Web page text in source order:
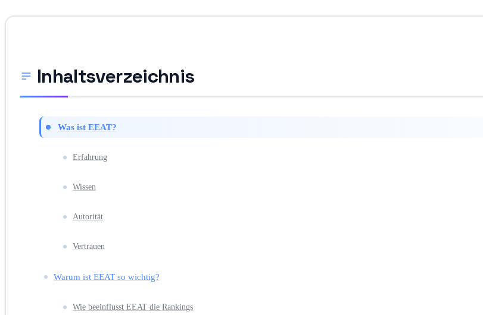
Inhaltsverzeichnis
Was ist EEAT?
Erfahrung
Wissen
Autorität
Vertrauen
Warum ist EEAT so wichtig?
Wie beeinflusst EEAT die Rankings